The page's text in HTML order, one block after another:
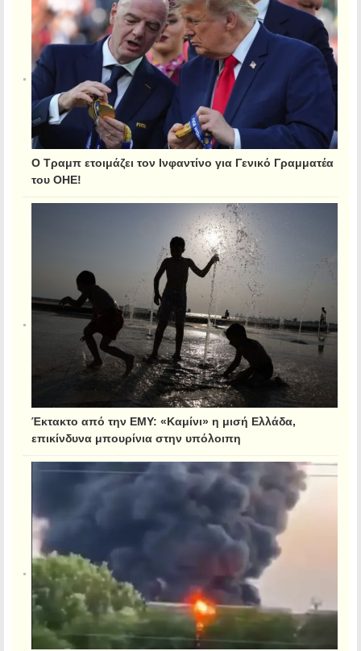
Ο Τραμπ ετοιμάζει τον Ινφαντίνο για Γενικό Γραμματέα
του ΟΗΕ!
Έκτακτο από την ΕΜΥ: «Καμίνι» η μισή Ελλάδα,
επικίνδυνα μπουρίνια στην υπόλοιπη